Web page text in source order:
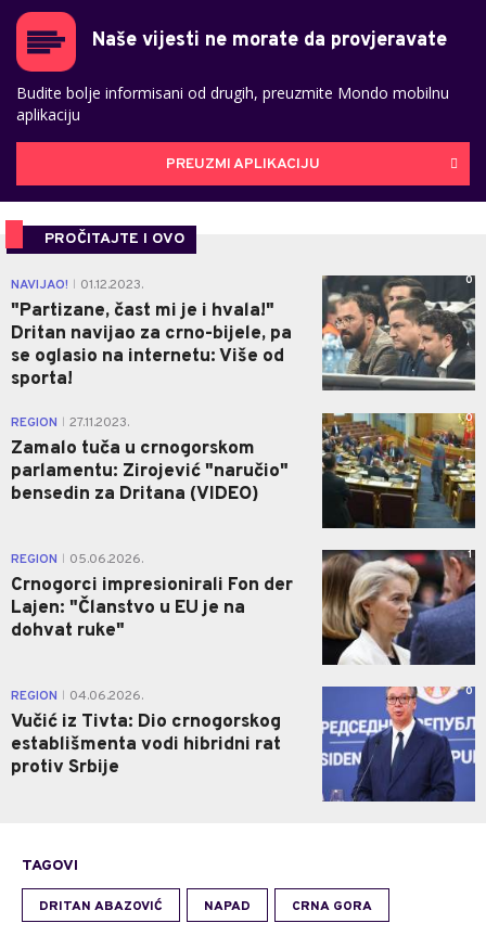
Naše vijesti ne morate da provjeravate
Budite bolje informisani od drugih, preuzmite Mondo mobilnu
aplikaciju
PREUZMI APLIKACIJU
PROČITAJTE I OVO
NAVIJAO! 01.12.2023.
"Partizane, čast mi je i hvala!"
Dritan navijao za crno-bijele, pa
se oglasio na internetu: Više od
sporta!
0
REGION 27.11.2023.
Zamalo tuča u crnogorskom
parlamentu: Zirojević "naručio"
bensedin za Dritana (VIDEO)
0
REGION 05.06.2026.
Crnogorci impresionirali Fon der
Lajen: "Članstvo u EU je na
dohvat ruke"
1
REGION 04.06.2026.
Vučić iz Tivta: Dio crnogorskog
establišmenta vodi hibridni rat
protiv Srbije
0
TAGOVI
DRITAN ABAZOVIĆ NAPAD CRNA GORA